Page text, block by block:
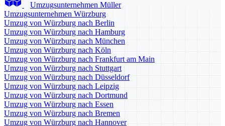
Umzugsunternehmen Müller
Umzugsunternehmen Würzburg
Umzug von Würzburg nach Berlin
Umzug von Würzburg nach Hamburg
Umzug von Würzburg nach München
Umzug von Würzburg nach Köln
Umzug von Würzburg nach Frankfurt am Main
Umzug von Würzburg nach Stuttgart
Umzug von Würzburg nach Düsseldorf
Umzug von Würzburg nach Leipzig
Umzug von Würzburg nach Dortmund
Umzug von Würzburg nach Essen
Umzug von Würzburg nach Bremen
Umzug von Würzburg nach Hannover